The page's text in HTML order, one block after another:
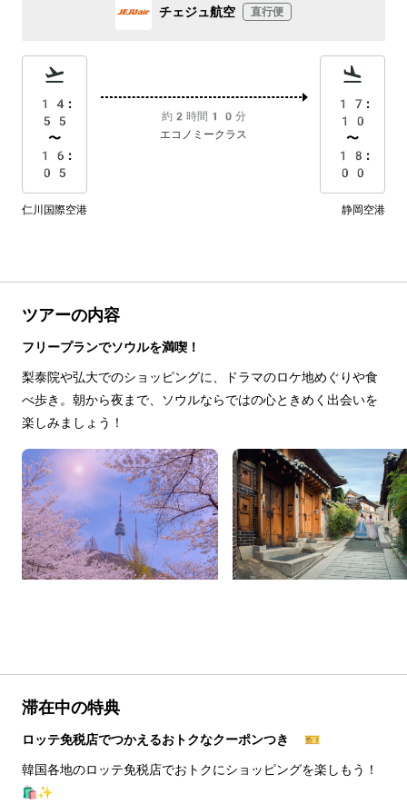
チェジュ航空 直行便
14:
55
〜
16:
05
約2時間10分
エコノミークラス
17:
10
〜
18:
00
仁川国際空港 静岡空港
ツアーの内容
フリープランでソウルを満喫！
梨泰院や弘大でのショッピングに、ドラマのロケ地めぐりや食
べ歩き。朝から夜まで、ソウルならではの心ときめく出会いを
楽しみましょう！
滞在中の特典
ロッテ免税店でつかえるおトクなクーポンつき 🎫
韓国各地のロッテ免税店でおトクにショッピングを楽しもう！
🛍️✨